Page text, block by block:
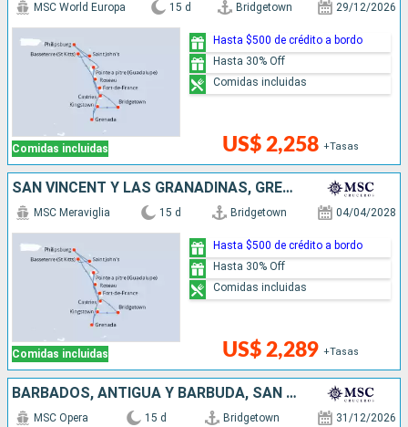
Comidas incluidas
MSC World Europa 15 d Bridgetown 29/12/2026
US$ 2,258 +Tasas
Hasta $500 de crédito a bordo
Hasta 30% Off
Comidas incluidas
SAN VINCENT Y LAS GRANADINAS, GRENADA, SAN MARTÍN, ANTIGUA Y BARBUDA, DOMINICA, SANTA LUCIA, BARBADOS
Comidas incluidas
MSC Meraviglia 15 d Bridgetown 04/04/2028
US$ 2,289 +Tasas
Hasta $500 de crédito a bordo
Hasta 30% Off
Comidas incluidas
BARBADOS, ANTIGUA Y BARBUDA, SAN MARTÍN, REPÚBLICA DOMINICANA
MSC Opera 15 d Bridgetown 31/12/2026